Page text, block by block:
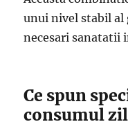
unui nivel stabil
necesari sanatatii
Ce spun
consumul